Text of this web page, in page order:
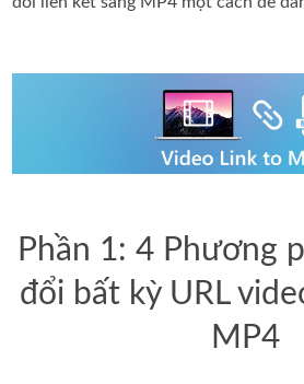
Phần 1: 4 Phương
đổi bất kỳ URL
MP4